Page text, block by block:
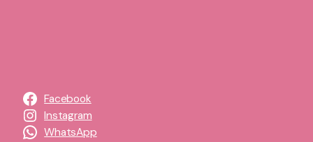
Facebook
Instagram
WhatsApp